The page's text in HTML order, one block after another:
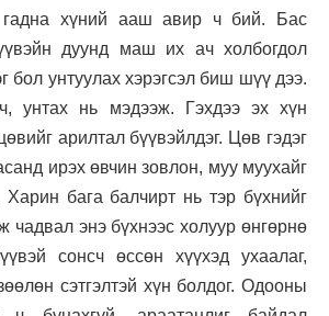
гадна хүний ааш авир ч бий. Бас
дуунд маш их ач холбогдол
бол унтуулах хэрэгсэл биш шүү дээ.
унтах нь мэдээж. Гэхдээ эх хүн
арилтал бүүвэйлдэг. Цөв гэдэг
ирэх өвчин зовлон, муу муухайг
бага балчирт нь тэр бүхнийг
чадвал энэ бүхнээс холуур өнгөрнө
сонсч өссөн хүүхэд ухаалаг,
сэтгэлтэй хүн болдог. Одооны